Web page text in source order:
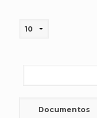
Documentos